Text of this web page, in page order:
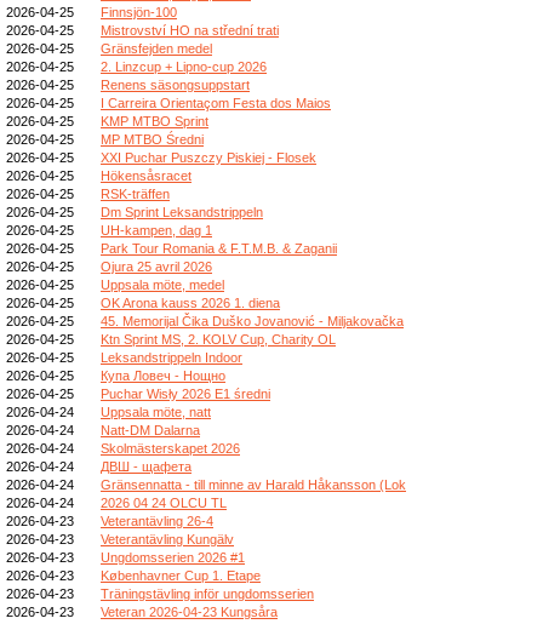
2026-04-25
Finnsjön-100
2026-04-25
Mistrovství HO na střední trati
2026-04-25
Gränsfejden medel
2026-04-25
2. Linzcup + Lipno-cup 2026
2026-04-25
Renens säsongsuppstart
2026-04-25
I Carreira Orientaçom Festa dos Maios
2026-04-25
KMP MTBO Sprint
2026-04-25
MP MTBO Średni
2026-04-25
XXI Puchar Puszczy Piskiej - Flosek
2026-04-25
Hökensåsracet
2026-04-25
RSK-träffen
2026-04-25
Dm Sprint Leksandstrippeln
2026-04-25
UH-kampen, dag 1
2026-04-25
Park Tour Romania & F.T.M.B. & Zaganii
2026-04-25
Ojura 25 avril 2026
2026-04-25
Uppsala möte, medel
2026-04-25
OK Arona kauss 2026 1. diena
2026-04-25
45. Memorijal Čika Duško Jovanović - Miljakovačka
2026-04-25
Ktn Sprint MS, 2. KOLV Cup, Charity OL
2026-04-25
Leksandstrippeln Indoor
2026-04-25
Купа Ловеч - Нощно
2026-04-25
Puchar Wisły 2026 E1 średni
2026-04-24
Uppsala möte, natt
2026-04-24
Natt-DM Dalarna
2026-04-24
Skolmästerskapet 2026
2026-04-24
ДВШ - щафета
2026-04-24
Gränsennatta - till minne av Harald Håkansson (Lok
2026-04-24
2026 04 24 OLCU TL
2026-04-23
Veterantävling 26-4
2026-04-23
Veterantävling Kungälv
2026-04-23
Ungdomsserien 2026 #1
2026-04-23
Københavner Cup 1. Etape
2026-04-23
Träningstävling inför ungdomsserien
2026-04-23
Veteran 2026-04-23 Kungsåra